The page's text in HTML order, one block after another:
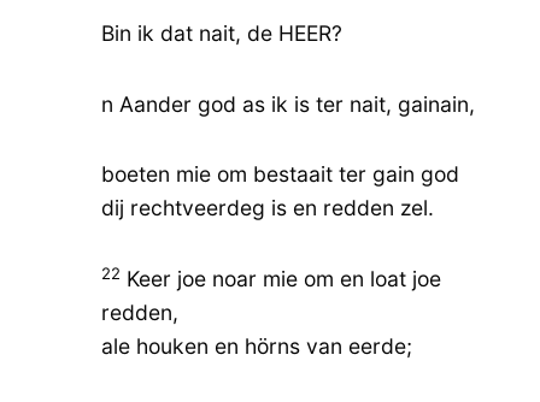
Bin ik dat nait, de HEER?
n Aander god as ik is ter nait, gainain,
boeten mie om bestaait ter gain god
dij rechtveerdeg is en redden zel.
22 Keer joe noar mie om en loat joe
redden,
ale houken en hörns van eerde;